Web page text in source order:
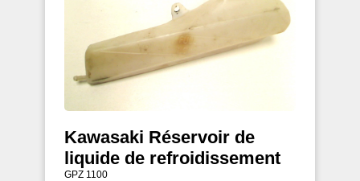
Kawasaki Réservoir de
liquide de refroidissement
GPZ 1100